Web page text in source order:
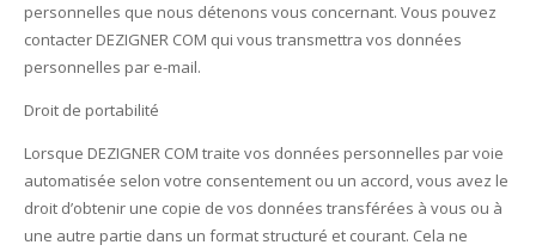
personnelles que nous détenons vous concernant. Vous pouvez
contacter DEZIGNER COM qui vous transmettra vos données
personnelles par e-mail.
Droit de portabilité
Lorsque DEZIGNER COM traite vos données personnelles par voie
automatisée selon votre consentement ou un accord, vous avez le
droit d’obtenir une copie de vos données transférées à vous ou à
une autre partie dans un format structuré et courant. Cela ne